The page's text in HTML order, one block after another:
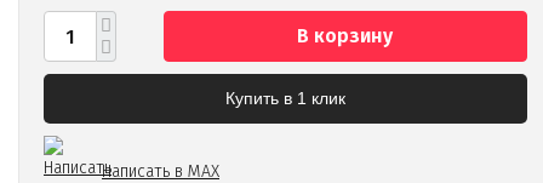
В корзину
Купить в 1 клик
Написать в MAX